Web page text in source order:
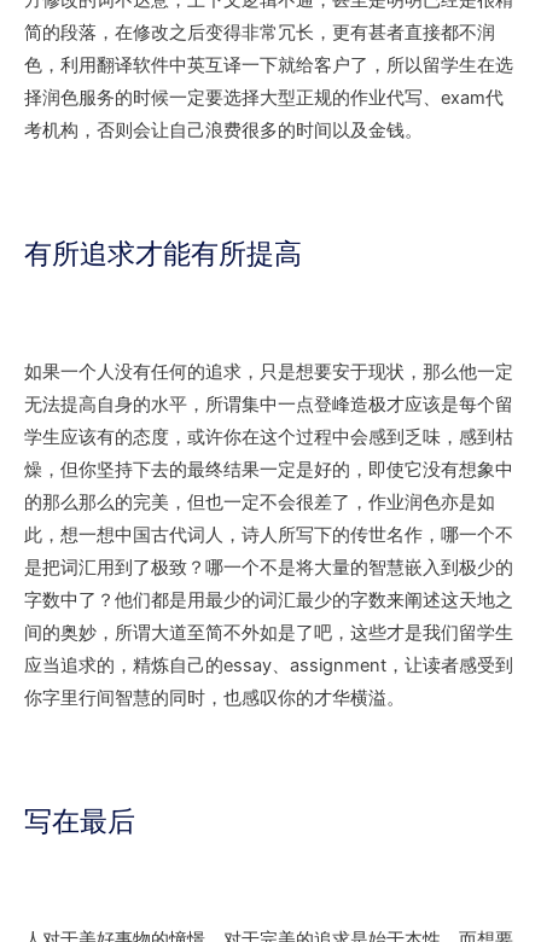
简的段落，在修改之后变得非常冗长，更有甚者直接都不润
色，利用翻译软件中英互译一下就给客户了，所以留学生在选
择润色服务的时候一定要选择大型正规的作业代写、exam代
考机构，否则会让自己浪费很多的时间以及金钱。
有所追求才能有所提高
如果一个人没有任何的追求，只是想要安于现状，那么他一定
无法提高自身的水平，所谓集中一点登峰造极才应该是每个留
学生应该有的态度，或许你在这个过程中会感到乏味，感到枯
燥，但你坚持下去的最终结果一定是好的，即使它没有想象中
的那么那么的完美，但也一定不会很差了，作业润色亦是如
此，想一想中国古代词人，诗人所写下的传世名作，哪一个不
是把词汇用到了极致？哪一个不是将大量的智慧嵌入到极少的
字数中了？他们都是用最少的词汇最少的字数来阐述这天地之
间的奥妙，所谓大道至简不外如是了吧，这些才是我们留学生
应当追求的，精炼自己的essay、assignment，让读者感受到
你字里行间智慧的同时，也感叹你的才华横溢。
写在最后